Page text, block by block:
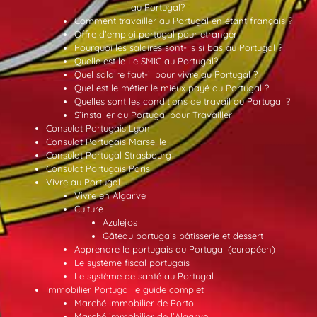
au Portugal?
Comment travailler au Portugal en étant français ?
Offre d’emploi portugal pour etranger
Pourquoi les salaires sont-ils si bas au Portugal ?
Quelle est le Le SMIC au Portugal?
Quel salaire faut-il pour vivre au Portugal ?
Quel est le métier le mieux payé au Portugal ?
Quelles sont les conditions de travail au Portugal ?
S’installer au Portugal pour Travailler
Consulat Portugais Lyon
Consulat Portugais Marseille
Consulat Portugal Strasbourg
Consulat Portugais Paris
Vivre au Portugal
Vivre en Algarve
Culture
Azulejos
Gâteau portugais pâtisserie et dessert
Apprendre le portugais du Portugal (européen)
Le système fiscal portugais
Le système de santé au Portugal
Immobilier Portugal le guide complet
Marché Immobilier de Porto